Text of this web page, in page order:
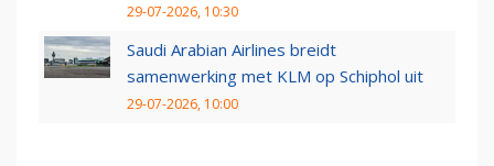
29-07-2026, 10:30
Saudi Arabian Airlines breidt
samenwerking met KLM op Schiphol uit
29-07-2026, 10:00